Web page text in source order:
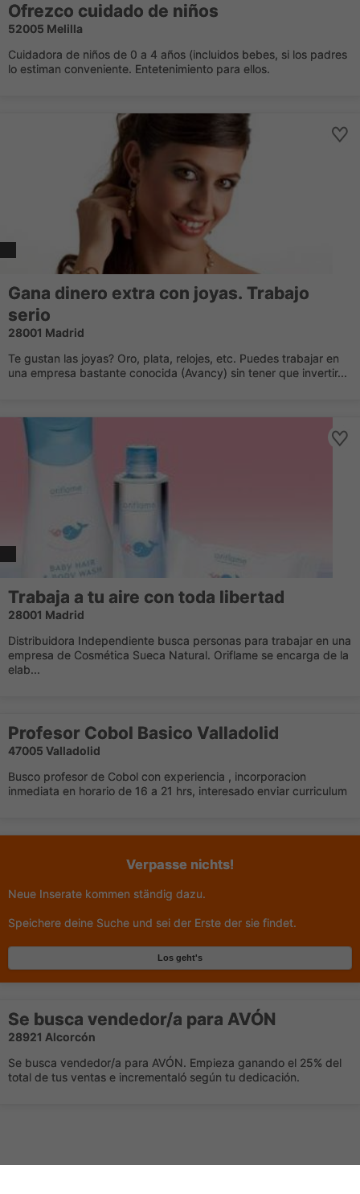
Ofrezco cuidado de niños
52005 Melilla
Cuidadora de niños de 0 a 4 años (incluidos bebes, si los padres
lo estiman conveniente. Entetenimiento para ellos.
Gana dinero extra con joyas. Trabajo
serio
28001 Madrid
Te gustan las joyas? Oro, plata, relojes, etc. Puedes trabajar en
una empresa bastante conocida (Avancy) sin tener que invertir...
Trabaja a tu aire con toda libertad
28001 Madrid
Distribuidora Independiente busca personas para trabajar en una
empresa de Cosmética Sueca Natural. Oriflame se encarga de la
elab...
Profesor Cobol Basico Valladolid
47005 Valladolid
Busco profesor de Cobol con experiencia , incorporacion
inmediata en horario de 16 a 21 hrs, interesado enviar curriculum
Verpasse nichts!
Neue Inserate kommen ständig dazu.
Speichere deine Suche und sei der Erste der sie findet.
Los geht's
Se busca vendedor/a para AVÓN
28921 Alcorcón
Se busca vendedor/a para AVÓN. Empieza ganando el 25% del
total de tus ventas e incrementaló según tu dedicación.